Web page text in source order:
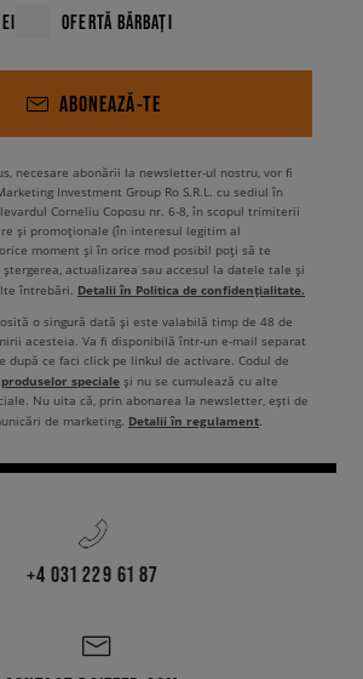
OFERTĂ BĂRBAȚI
ABONEAZĂ-TE
necesare abonării la newsletter-ul nostru, vor fi
Investment Group Ro S.R.L. cu sediul în
Corneliu Coposu nr. 6-8, în scopul trimiterii
și promoționale (în interesul legitim al
moment și în orice mod posibil poți să te
actualizarea sau accesul la datele tale și
întrebări. Detalii în Politica de confidențialitate.
o singură dată și este valabilă timp de 48 de
acesteia. Va fi disponibilă într-un e-mail separat
după ce faci click pe linkul de activare. Codul de
produselor speciale și nu se cumulează cu alte
Nu uita că, prin abonarea la newsletter, ești de
de marketing. Detalii în regulament.
+4 031 229 61 87